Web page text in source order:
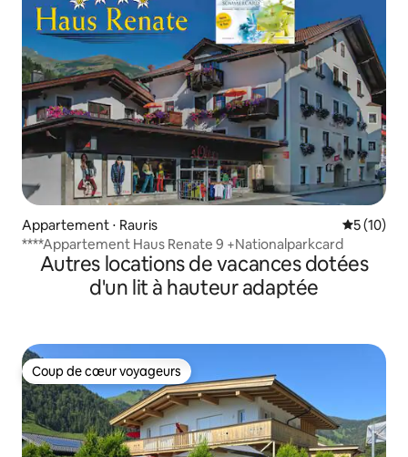
Appartement ⋅ Rauris
5 (10)
****Appartement Haus Renate 9 +Nationalparkcard
Autres locations de vacances dotées
d'un lit à hauteur adaptée
Coup de cœur voyageurs
Coup de cœur voyageurs